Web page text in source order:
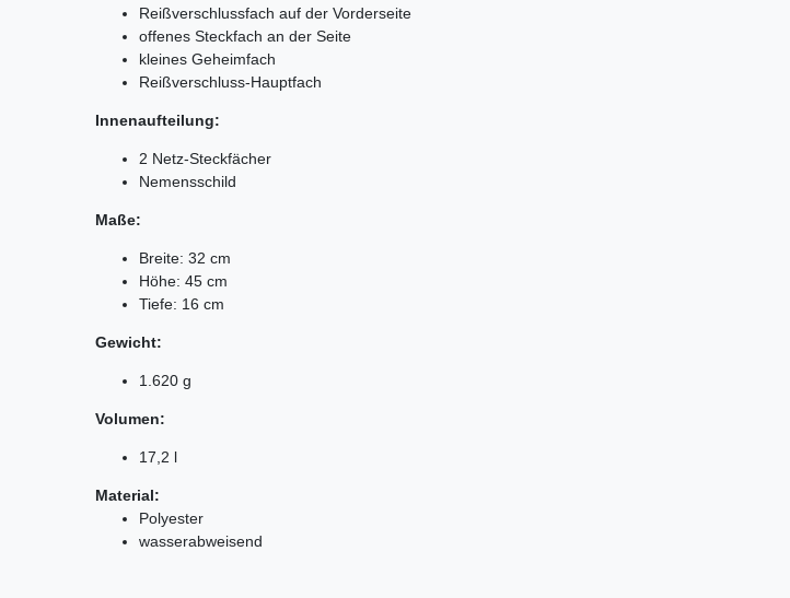
Reißverschlussfach auf der Vorderseite
offenes Steckfach an der Seite
kleines Geheimfach
Reißverschluss-Hauptfach
Innenaufteilung:
2 Netz-Steckfächer
Nemensschild
Maße:
Breite: 32 cm
Höhe: 45 cm
Tiefe: 16 cm
Gewicht:
1.620 g
Volumen:
17,2 l
Material:
Polyester
wasserabweisend